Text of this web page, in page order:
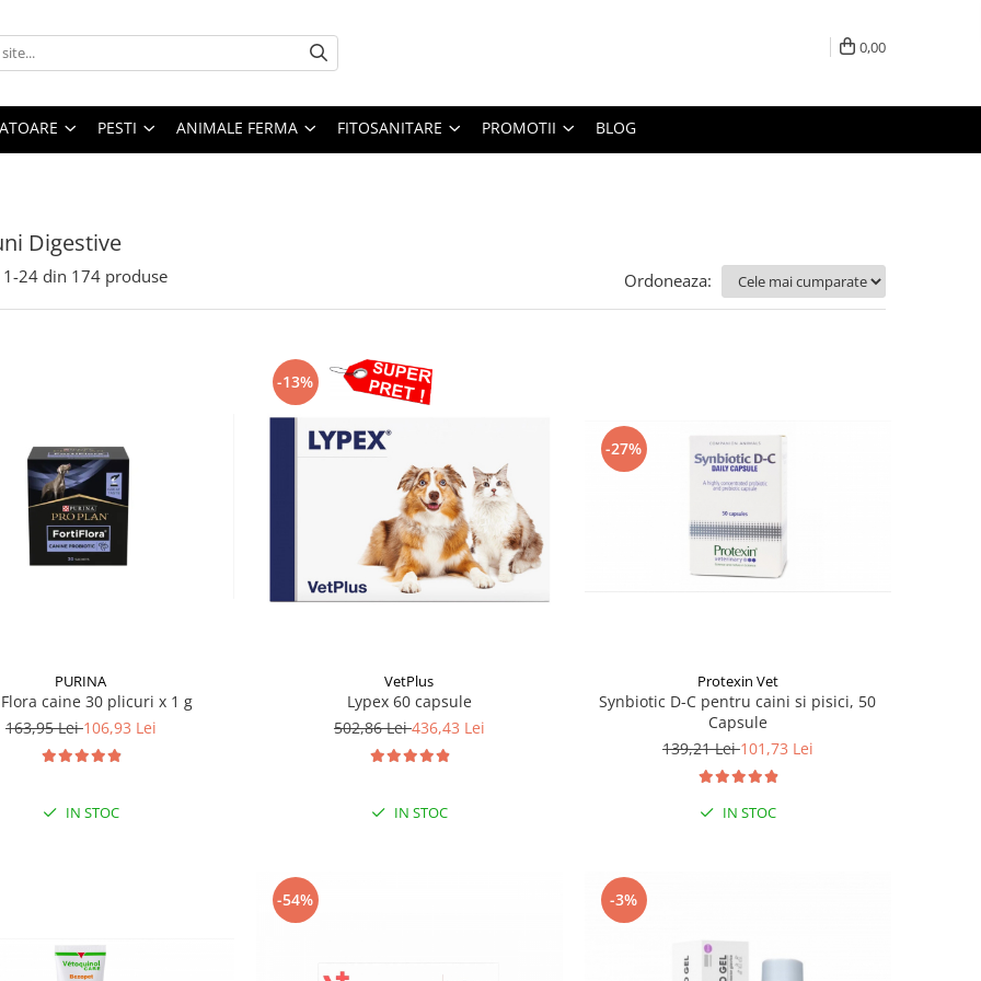
0,00
PESTI ANIMALE FERMA FITOSANITARE PROMOTII BLOG
Digestive
1-24 din 174 produse Ordoneaza:
PURINA
caine 30 plicuri x 1 g
163,95 Lei106,93 Lei
IN STOC
-13%
VetPlus
Lypex 60 capsule
502,86 Lei436,43 Lei
IN STOC
-27%
Protexin Vet
Synbiotic D-C pentru caini si pisici, 50
Capsule
139,21 Lei101,73 Lei
IN STOC
-54% -3%